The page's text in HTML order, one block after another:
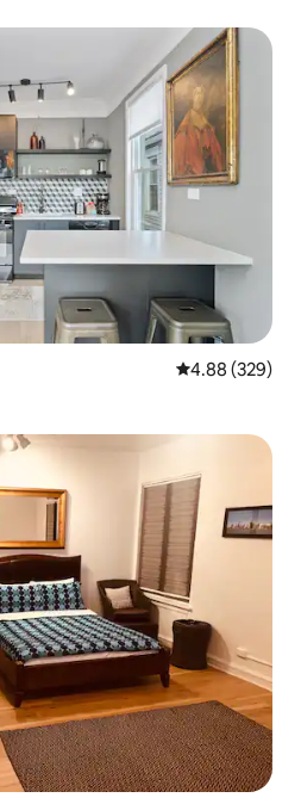
평점 4.88점(5
4.88 (329)